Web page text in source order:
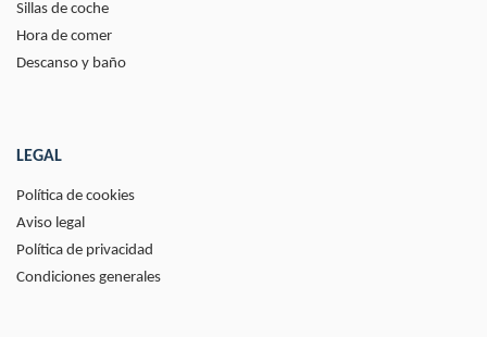
Sillas de coche
Hora de comer
Descanso y baño
LEGAL
Política de cookies
Aviso legal
Política de privacidad
Condiciones generales